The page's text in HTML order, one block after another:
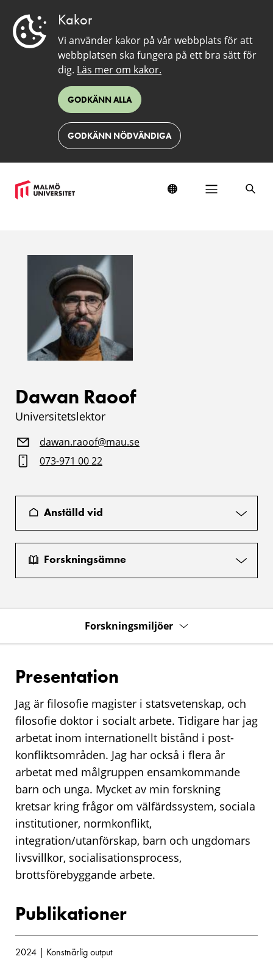
Kakor
Vi använder kakor på vår webbplats för att
webbplatsen ska fungera på ett bra sätt för
dig. Läs mer om kakor.
GODKÄNN ALLA
GODKÄNN NÖDVÄNDIGA
Dawan Raoof
Universitetslektor
dawan.raoof@mau.se
073-971 00 22
Anställd vid
Forskningsämne
Forskningsmiljöer
Presentation
Jag är filosofie magister i statsvetenskap, och
filosofie doktor i socialt arbete. Tidigare har jag
arbetat inom internationellt bistånd i post-
konfliktsområden. Jag har också i flera år
arbetat med målgruppen ensamkommande
barn och unga. Mycket av min forskning
kretsar kring frågor om välfärdssystem, sociala
institutioner, normkonflikt,
integration/utanförskap, barn och ungdomars
livsvillkor, socialisationsprocess,
brottsförebyggande arbete.
Publikationer
2024 | Konstnärlig output